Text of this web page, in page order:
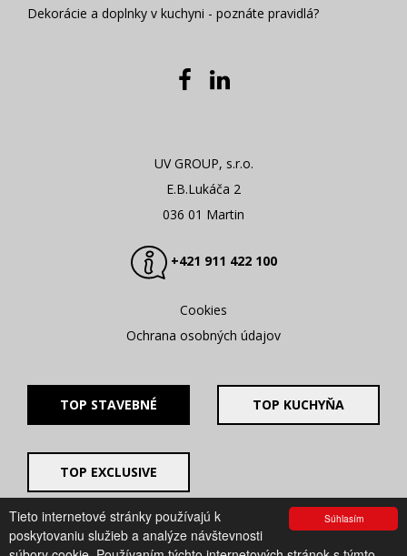
Súhlasím
Tieto internetové stránky používajú k
poskytovaniu služieb a analýze návštevnosti
Dekorácie a doplnky v kuchyni - poznáte pravidlá?
UV GROUP, s.r.o.
E.B.Lukáča 2
036 01 Martin
+421 911 422 100
Cookies
Ochrana osobných údajov
TOP STAVEBNÉ TOP KUCHYŇA
TOP EXCLUSIVE
© 2008 - 2026. UV GROUP s.r.o. |
Created by CTS Europe
s.r.o.